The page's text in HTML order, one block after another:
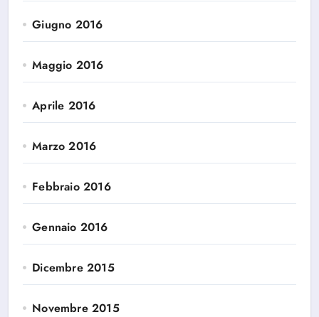
Giugno 2016
Maggio 2016
Aprile 2016
Marzo 2016
Febbraio 2016
Gennaio 2016
Dicembre 2015
Novembre 2015